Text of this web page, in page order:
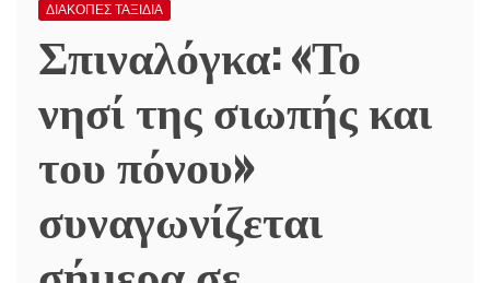
ΔΙΑΚΟΠΕΣ ΤΑΞΙΔΙΑ
Σπιναλόγκα: «Το
νησί της σιωπής και
του πόνου»
συναγωνίζεται